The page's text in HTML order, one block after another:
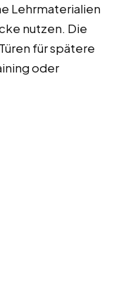
Lehrmaterialien
nutzen. Die
für spätere
oder